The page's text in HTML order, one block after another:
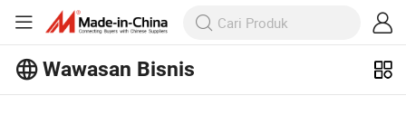
Wawasan Bisnis